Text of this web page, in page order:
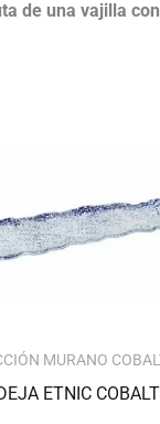
de una vajilla
MURANO
ETNIC